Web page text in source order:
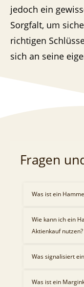
jedoch ein
Sorgfalt, um
richtigen
sich an seine
Fragen
Was ist ein
Wie kann ich ein
Aktienkauf nutzen?
Was signalisiert
Was ist ein